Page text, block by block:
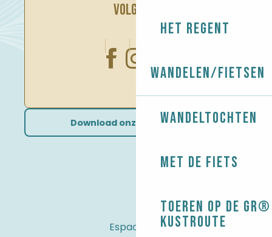
Het regent
Wandelen/Fietsen
Wandeltochten
Met de fiets
Toeren op de
kustroute
VOLG ONS
Download onze brochures
Espace Pro